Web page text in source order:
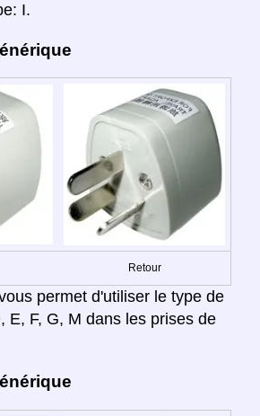
I.
Retour
permet d'utiliser le type de
E, F, G, M dans les prises de